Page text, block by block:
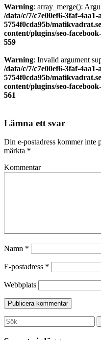
Warning: array_merge():
/data/c/7/c7e00ef6-3faf-4aa1-
5754f0cda95b/
content/plugins/seo-
559
Warning: Invalid argument
/data/c/7/c7e00ef6-3faf-4aa1-
5754f0cda95b/
content/plugins/seo-
561
Lämna ett svar
Din e-postadress kommer inte
märkta *
Kommentar
Namn *
E-postadress *
Webbplats
Search
for: